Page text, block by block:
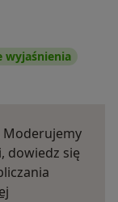
wyjaśnienia
Moderujemy
dowiedz się